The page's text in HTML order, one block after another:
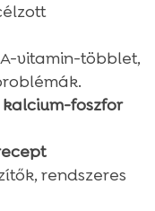
vitamin-többlet,
kalcium-foszfor
rendszeres